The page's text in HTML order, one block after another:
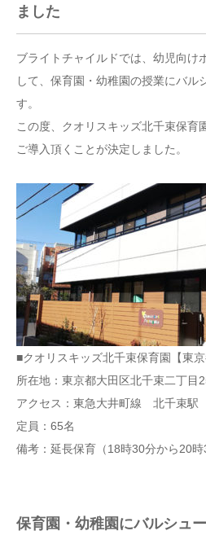
ました
ブライトチャイルドでは、幼児向け
して、保育園・幼稚園の授業にバル
す。
この度、クオリスキッズ北千束保育
ご導入頂くことが決定しました。
■クオリスキッズ北千束保育園【東京
所在地：東京都大田区北千束二丁目
アクセス：東急大井町線 北千束
定員：65名
備考：延長保育（18時30分から20時
保育園・幼稚園にバルシュ